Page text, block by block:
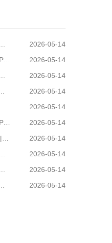
2026-05-14
2026-05-14
2026-05-14
2026-05-14
2026-05-14
2026-05-14
2026-05-14
2026-05-14
2026-05-14
2026-05-14